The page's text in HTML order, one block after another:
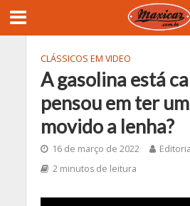
CLÁSSICOS EM VIDEO
A gasolina está
pensou em ter
movido a lenha?
16 de março de 2022
2 minutos de leitura